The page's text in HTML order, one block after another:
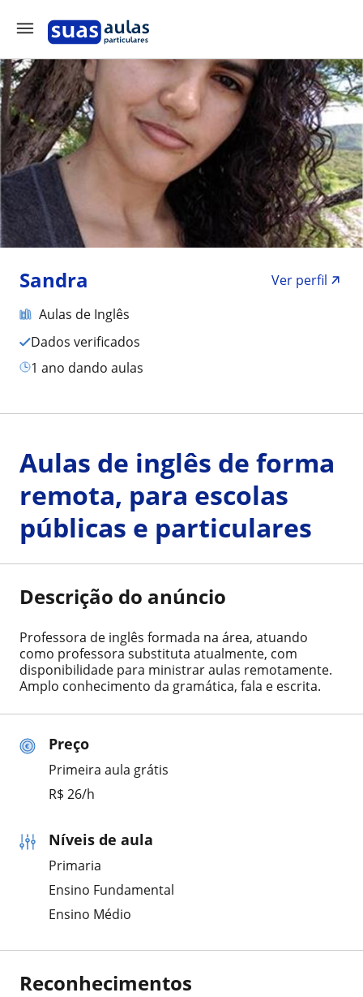
Sandra
Ver perfil
Aulas de Inglês
Dados verificados
1 ano dando aulas
Preço
Primeira aula grátis
R$ 26/h
Níveis de aula
Primaria
Ensino Fundamental
Ensino Médio
Aulas de inglês de forma
remota, para escolas
públicas e particulares
Descrição do anúncio
Professora de inglês formada na área, atuando
como professora substituta atualmente, com
disponibilidade para ministrar aulas remotamente.
Amplo conhecimento da gramática, fala e escrita.
Reconhecimentos